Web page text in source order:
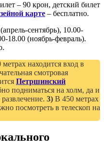
– 90 крон, детский билет
карте – бесплатно.
сентябрь), 10.00-
18.00 (ноябрь-февраль).
находится вход в
смотровая
Петршинский
подниматься на холм, да и
3) В 450 метрах
посмотреть в телескоп на